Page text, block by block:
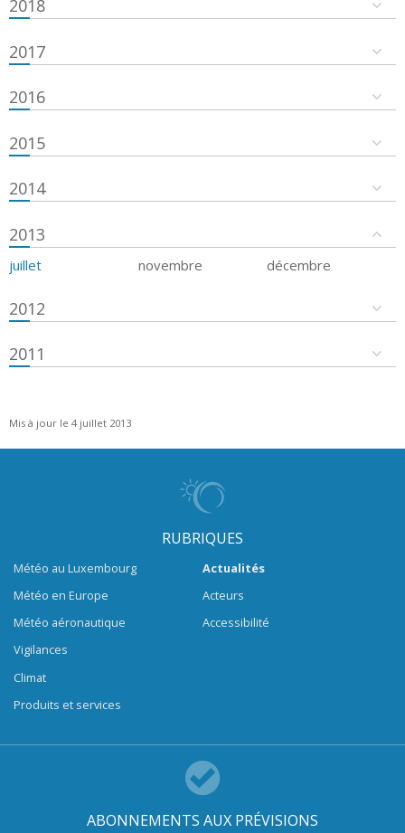
2018
2017
2016
2015
2014
2013
juillet novembre décembre
2012
2011
Mis à jour le 4 juillet 2013
RUBRIQUES
Météo au Luxembourg
Météo en Europe
Météo aéronautique
Vigilances
Climat
Produits et services
Actualités
Acteurs
Accessibilité
ABONNEMENTS AUX PRÉVISIONS